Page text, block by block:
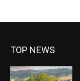
TOP NEWS